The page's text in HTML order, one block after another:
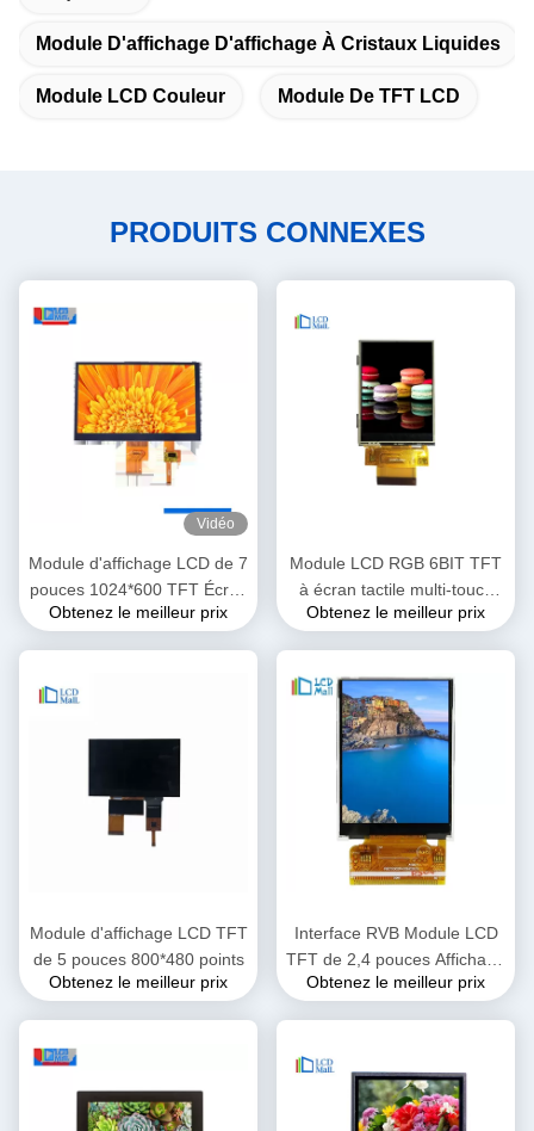
Module D'affichage D'affichage À Cristaux Liquides
Module LCD Couleur Module De TFT LCD
PRODUITS CONNEXES
Vidéo
Module d'affichage LCD de 7
pouces 1024*600 TFT Écran
LCD RGB Interface 24 bits
Obtenez le meilleur prix
Module LCD RGB 6BIT TFT
à écran tactile multi-touch
240*320
Obtenez le meilleur prix
Module d'affichage LCD TFT
de 5 pouces 800*480 points
Obtenez le meilleur prix
Interface RVB Module LCD
TFT de 2,4 pouces Affichage
de résolution 240x320
Obtenez le meilleur prix